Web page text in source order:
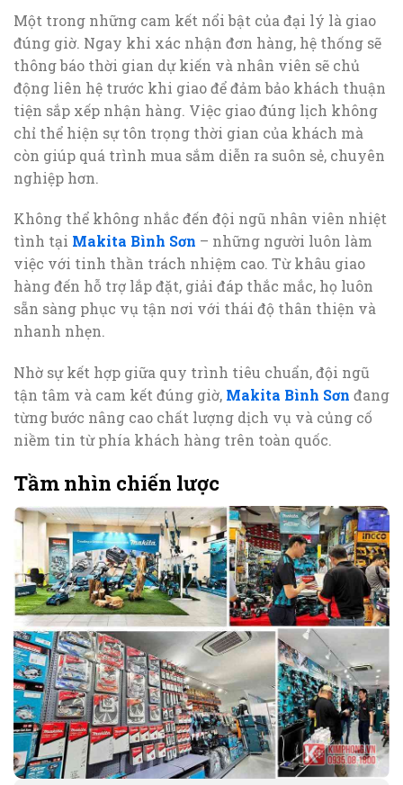
Một trong những cam kết nổi bật của đại lý là giao
đúng giờ. Ngay khi xác nhận đơn hàng, hệ thống sẽ
thông báo thời gian dự kiến và nhân viên sẽ chủ
động liên hệ trước khi giao để đảm bảo khách thuận
tiện sắp xếp nhận hàng. Việc giao đúng lịch không
chỉ thể hiện sự tôn trọng thời gian của khách mà
còn giúp quá trình mua sắm diễn ra suôn sẻ, chuyên
nghiệp hơn.
Không thể không nhắc đến đội ngũ nhân viên nhiệt
tình tại Makita Bình Sơn – những người luôn làm
việc với tinh thần trách nhiệm cao. Từ khâu giao
hàng đến hỗ trợ lắp đặt, giải đáp thắc mắc, họ luôn
sẵn sàng phục vụ tận nơi với thái độ thân thiện và
nhanh nhẹn.
Nhờ sự kết hợp giữa quy trình tiêu chuẩn, đội ngũ
tận tâm và cam kết đúng giờ, Makita Bình Sơn đang
từng bước nâng cao chất lượng dịch vụ và củng cố
niềm tin từ phía khách hàng trên toàn quốc.
Tầm nhìn chiến lược